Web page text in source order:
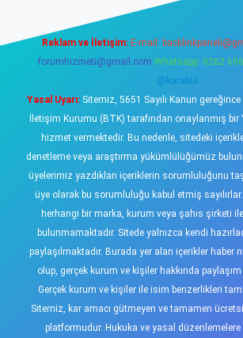
Reklam ve İletişim: E-mail:
forumhizmeti@gmail.com Whatsapp: 0262
@karabul
Yasal Uyarı:Sitemiz, 5651 Sayılı Kanun
İletişim Kurumu (BTK) tarafından onaylanmış bir
hizmet vermektedir. Bu nedenle, sitedeki
denetleme veya araştırma yükümlülüğümüz
üyelerimiz yazdıkları içeriklerin sorumluluğunu
üye olarak bu sorumluluğu kabul etmiş
herhangi bir marka, kurum veya şahıs şirketi
bulunmamaktadır. Sitede yalnızca kendi
paylaşılmaktadır. Burada yer alan içerikler haber
olup, gerçek kurum ve kişiler hakkında paylaşım
Gerçek kurum ve kişiler ile isim benzerlikleri
Sitemiz, kar amacı gütmeyen ve tamamen
platformudur. Hukuka ve yasal düzenlemelere